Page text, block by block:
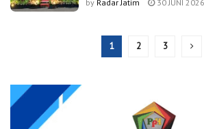
by Radar Jatim 30 JUNI 2026
1 2 3